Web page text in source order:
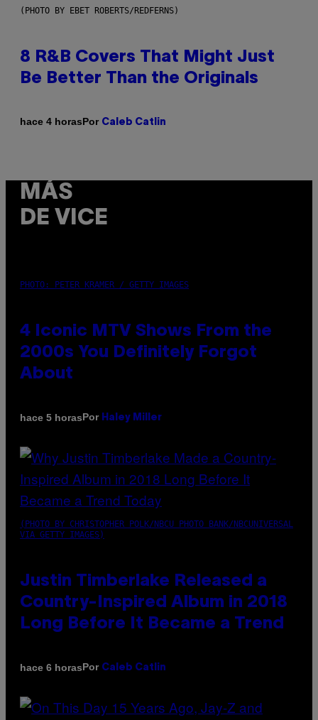
(PHOTO BY EBET ROBERTS/REDFERNS)
8 R&B Covers That Might Just
Be Better Than the Originals
hace 4 horasPor Caleb Catlin
MÁS
DE VICE
PHOTO: PETER KRAMER / GETTY IMAGES
4 Iconic MTV Shows From the
2000s You Definitely Forgot
About
hace 5 horasPor Haley Miller
(PHOTO BY CHRISTOPHER POLK/NBCU PHOTO BANK/NBCUNIVERSAL
VIA GETTY IMAGES)
Justin Timberlake Released a
Country-Inspired Album in 2018
Long Before It Became a Trend
hace 6 horasPor Caleb Catlin